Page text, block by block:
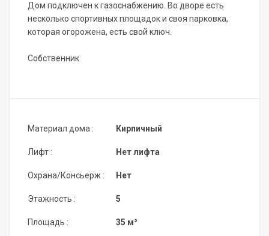
Дом подключен к газоснабжению. Во дворе есть
несколько спортивных площадок и своя парковка,
которая огорожена, есть свой ключ.
Собственник
Материал дома :
Лифт :
Охрана/Консьерж :
Этажность :
Площадь :
Кирпичный
Нет лифта
Нет
5
35 м²